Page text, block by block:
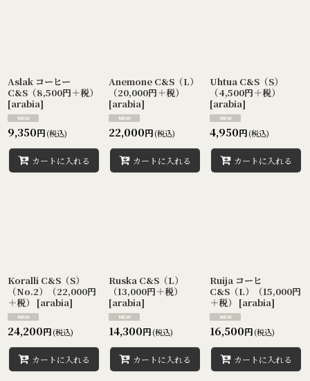
Aslak コーヒー
C&S（8,500円＋税）
[arabia]
9,350円(税込)
カートに入れる
Anemone C&S（L）
（20,000円＋税）
[arabia]
22,000円(税込)
カートに入れる
Uhtua C&S（S）
（4,500円＋税）
[arabia]
4,950円(税込)
カートに入れる
Koralli C&S（S）
（No.2）（22,000円
＋税）
[arabia]
24,200円(税込)
カートに入れる
Ruska C&S（L）
（13,000円＋税）
[arabia]
14,300円(税込)
カートに入れる
Ruija コーヒ
C&S（L）（15,000円
＋税）
[arabia]
16,500円(税込)
カートに入れる